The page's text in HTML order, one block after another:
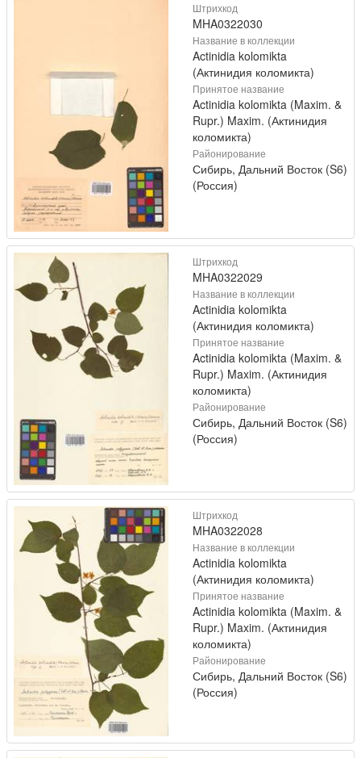
Штрихкод
MHA0322030
Название в коллекции
Actinidia kolomikta
(Актинидия коломикта)
Принятое название
Actinidia kolomikta (Maxim. &
Rupr.) Maxim. (Актинидия
коломикта)
Районирование
Сибирь, Дальний Восток (S6)
(Россия)
Штрихкод
MHA0322029
Название в коллекции
Actinidia kolomikta
(Актинидия коломикта)
Принятое название
Actinidia kolomikta (Maxim. &
Rupr.) Maxim. (Актинидия
коломикта)
Районирование
Сибирь, Дальний Восток (S6)
(Россия)
Штрихкод
MHA0322028
Название в коллекции
Actinidia kolomikta
(Актинидия коломикта)
Принятое название
Actinidia kolomikta (Maxim. &
Rupr.) Maxim. (Актинидия
коломикта)
Районирование
Сибирь, Дальний Восток (S6)
(Россия)